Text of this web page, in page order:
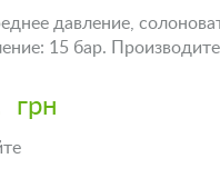
давление,
15 бар.
грн